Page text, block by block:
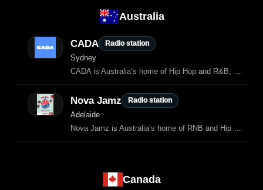
Australia
CADA Radio station
Sydney
CADA is Australia’s home of Hip Hop and R&B, broadcasting on 96.1 FM in Western Sydney and nationwide on DAB+.
Nova Jamz Radio station
Adelaide
Nova Jamz is Australia’s home of RNB and Hip Hop, delivering the biggest beats, the best throwbacks and the hottest new tracks.
Canada